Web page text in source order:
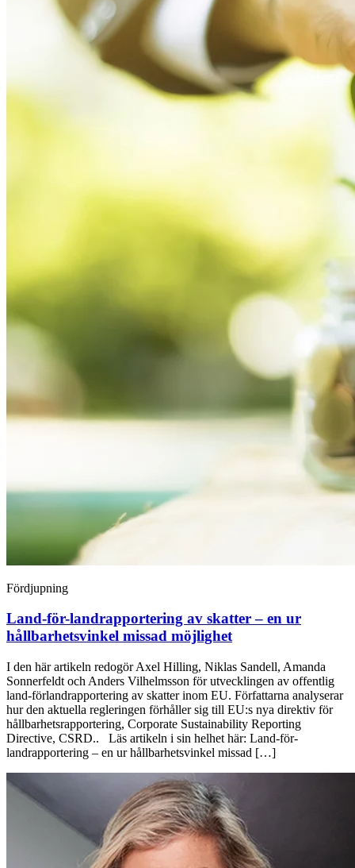
Fördjupning
Land-för-land­rapportering av skatter – en ur
hållbarhets­vinkel missad möjlighet
I den här artikeln redogör Axel Hilling, Niklas Sandell, Amanda
Sonnerfeldt och Anders Vilhelmsson för utvecklingen av offentlig
land-förlandrapportering av skatter inom EU. Författarna analyserar
hur den aktuella regleringen förhåller sig till EU:s nya direktiv för
hållbarhetsrapportering, Corporate Sustainability Reporting
Directive, CSRD.. Läs artikeln i sin helhet här: Land-för-
landrapportering – en ur hållbarhetsvinkel missad […]